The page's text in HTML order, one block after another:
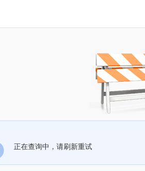
正在查询中，请刷新重试